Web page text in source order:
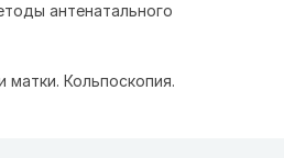
антенатального
матки. Кольпоскопия.